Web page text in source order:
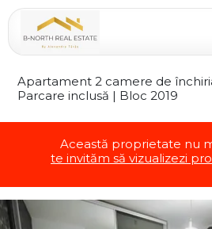
Apartament 2 camere de
Parcare inclusă | Bloc 2019
Această proprietate nu
te invităm să vizualizezi